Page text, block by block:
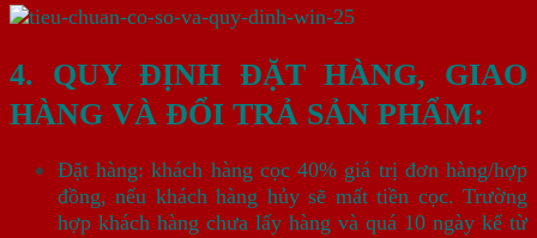
4. QUY ĐỊNH ĐẶT HÀNG, GIAO
HÀNG VÀ ĐỔI TRẢ SẢN PHẨM:
Đặt hàng: khách hàng cọc 40% giá trị đơn hàng/hợp
đồng, nếu khách hàng hủy sẽ mất tiền cọc. Trường
hợp khách hàng chưa lấy hàng và quá 10 ngày kể từ